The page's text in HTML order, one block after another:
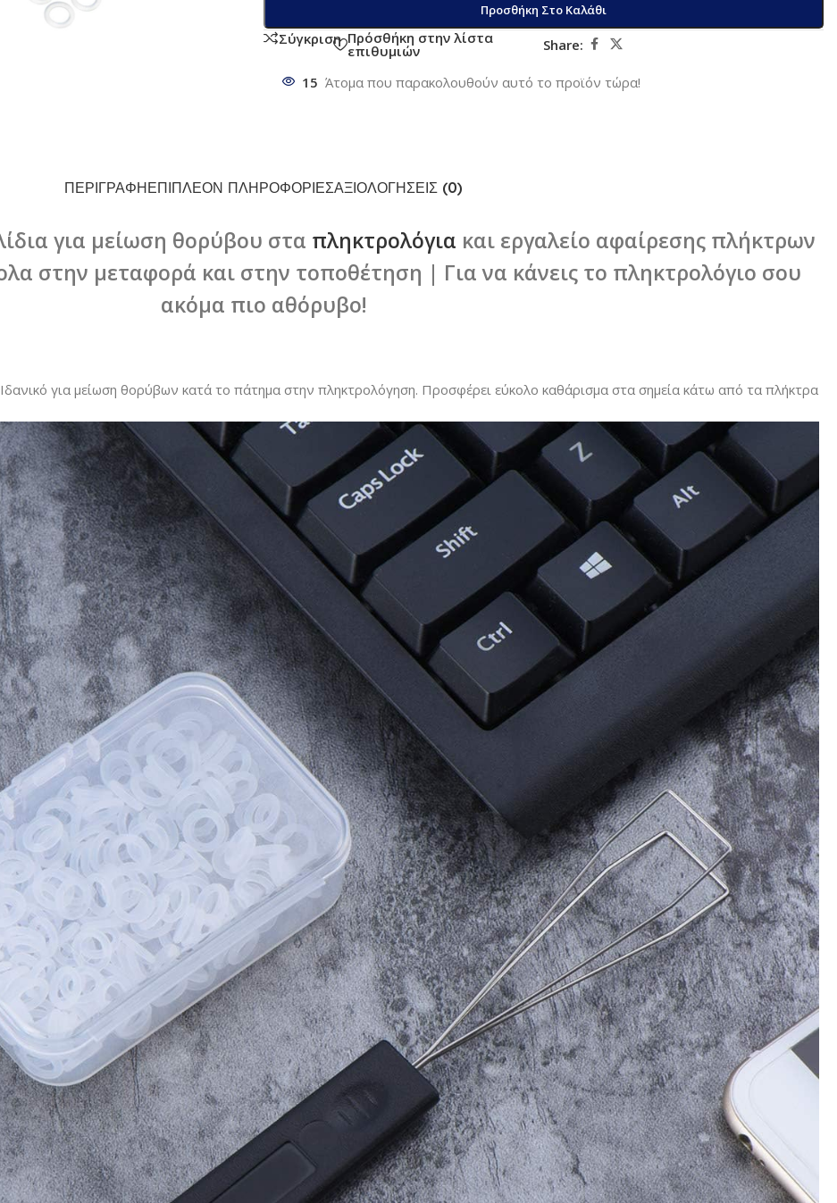
Προσθήκη Στο Καλάθι
Σύγκριση Πρόσθήκη στην λίστα
επιθυμιών Share:
15 Άτομα που παρακολουθούν αυτό το προϊόν τώρα!
ΠΕΡΙΓΡΑΦΉΕΠΙΠΛΈΟΝ ΠΛΗΡΟΦΟΡΊΕΣΑΞΙΟΛΟΓΉΣΕΙΣ (0)
για μείωση θορύβου στα πληκτρολόγια και εργαλείο αφαίρεσης πλήκτρων
στην μεταφορά και στην τοποθέτηση | Για να κάνεις το πληκτρολόγιο σου
ακόμα πιο αθόρυβο!
για μείωση θορύβων κατά το πάτημα στην πληκτρολόγηση. Προσφέρει εύκολο καθάρισμα στα σημεία κάτω από τα πλήκτρα